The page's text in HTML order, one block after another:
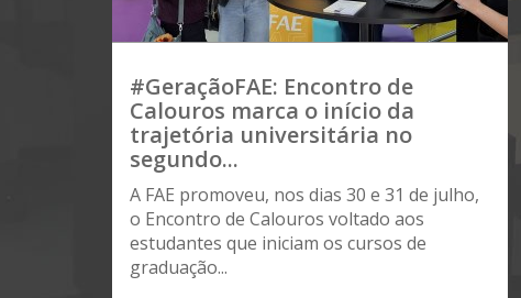
#GeraçãoFAE: Encontro de
Calouros marca o início da
trajetória universitária no
segundo...
A FAE promoveu, nos dias 30 e 31 de julho,
o Encontro de Calouros voltado aos
estudantes que iniciam os cursos de
graduação...